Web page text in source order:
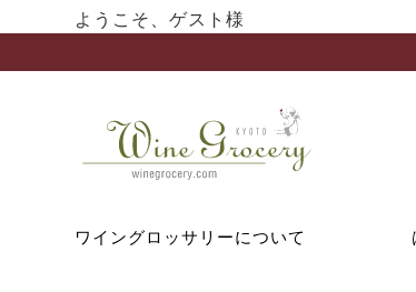
ようこそ、ゲスト様
ワイングロッサリーについて